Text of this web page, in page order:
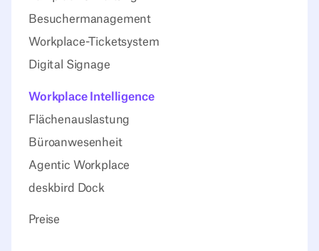
Besuchermanagement
Workplace-Ticketsystem
Digital Signage
Workplace Intelligence
Flächenauslastung
Büroanwesenheit
Agentic Workplace
deskbird Dock
Preise